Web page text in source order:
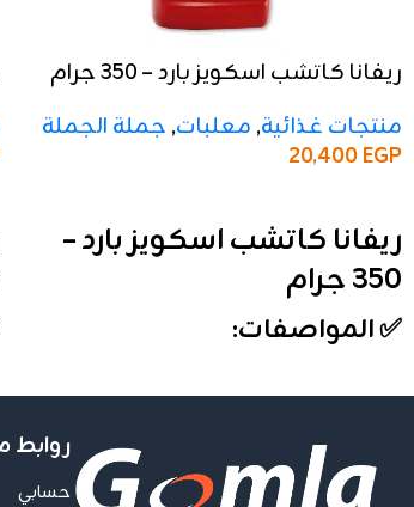
ريفانا كاتشب اسكويز بارد – 350 جرام
منتجات غذائية, معلبات, جملة الجملة
20,400EGP
ريفانا كاتشب اسكويز بارد –
350 جرام
✅ المواصفات:
الكرتونة تحتوي على 12 علبة
الخامة:عبوة اسكويز عملية وسهلة
روابط
حسابي